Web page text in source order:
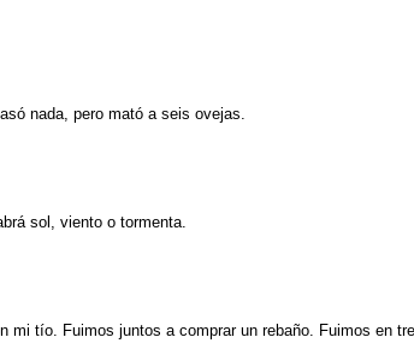
nada, pero mató a seis ovejas.
sol, viento o tormenta.
mi tío. Fuimos juntos a comprar un rebaño. Fuimos en